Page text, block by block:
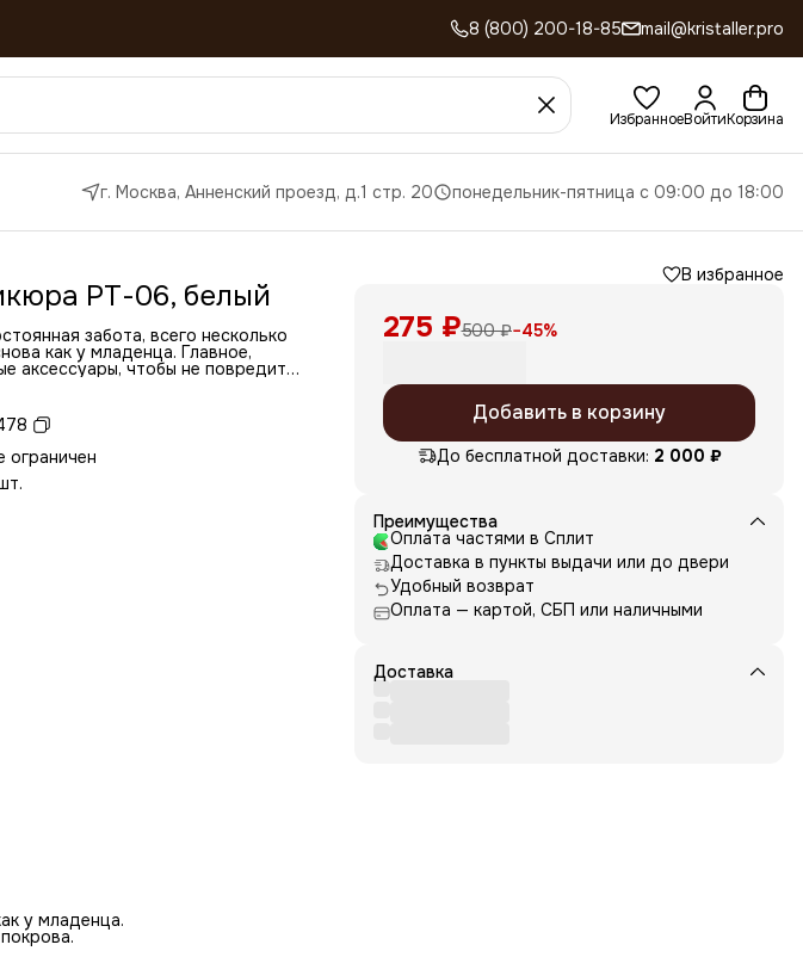
8 (800) 200-18-85 mail@kristaller.pro
ИзбранноеВойтиКорзина
г. Москва, Анненский проезд, д.1 стр. 20 понедельник-пятница с 09:00 до 18:00
РТ-06, белый
забота, всего несколько
как у младенца. Главное,
аксессуары, чтобы не повредить
ороговевшие частички
женщинам, а также может
использования пемзу
растворе, и она снова
ограничен
В избранное
275 ₽500 ₽−45%
Добавить в корзину
До бесплатной доставки: 2 000 ₽
Преимущества
Оплата частями в Сплит
Доставка в пункты выдачи или до двери
Удобный возврат
Оплата — картой, СБП или наличными
Доставка
у младенца.